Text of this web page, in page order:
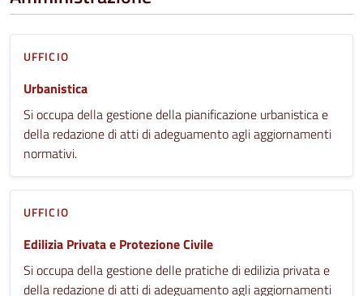
UFFICIO
Urbanistica
Si occupa della gestione della pianificazione urbanistica e
della redazione di atti di adeguamento agli aggiornamenti
normativi.
UFFICIO
Edilizia Privata e Protezione Civile
Si occupa della gestione delle pratiche di edilizia privata e
della redazione di atti di adeguamento agli aggiornamenti